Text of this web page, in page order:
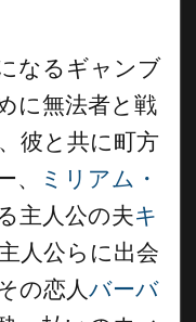
なるギャンブ
に無法者と戦
、彼と共に町方
、
ミリアム・
主人公の夫キ
人公らに出会
の恋人バーバ